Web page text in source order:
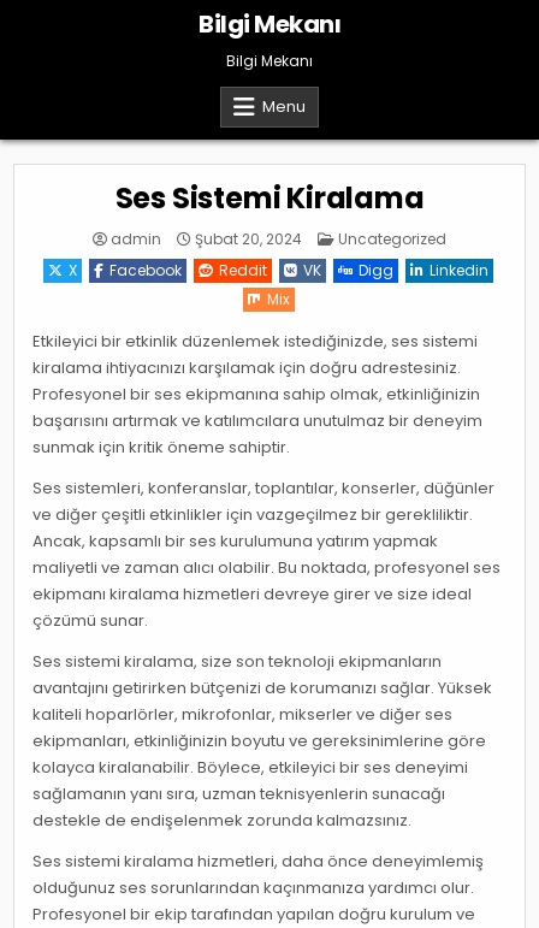
Bilgi Mekanı
Bilgi Mekanı
Menu
Ses Sistemi Kiralama
admin Şubat 20, 2024 Posted
Uncategorized
X
Facebook Reddit VK Digg
Linkedin
Mix
Etkileyici bir etkinlik düzenlemek istediğinizde, ses sistemi
kiralama ihtiyacınızı karşılamak için doğru adrestesiniz.
Profesyonel bir ses ekipmanına sahip olmak, etkinliğinizin
başarısını artırmak ve katılımcılara unutulmaz bir deneyim
sunmak için kritik öneme sahiptir.
Ses sistemleri, konferanslar, toplantılar, konserler, düğünler
ve diğer çeşitli etkinlikler için vazgeçilmez bir gerekliliktir.
Ancak, kapsamlı bir ses kurulumuna yatırım yapmak
maliyetli ve zaman alıcı olabilir. Bu noktada, profesyonel ses
ekipmanı kiralama hizmetleri devreye girer ve size ideal
çözümü sunar.
Ses sistemi kiralama, size son teknoloji ekipmanların
avantajını getirirken bütçenizi de korumanızı sağlar. Yüksek
kaliteli hoparlörler, mikrofonlar, mikserler ve diğer ses
ekipmanları, etkinliğinizin boyutu ve gereksinimlerine göre
kolayca kiralanabilir. Böylece, etkileyici bir ses deneyimi
sağlamanın yanı sıra, uzman teknisyenlerin sunacağı
destekle de endişelenmek zorunda kalmazsınız.
Ses sistemi kiralama hizmetleri, daha önce deneyimlemiş
olduğunuz ses sorunlarından kaçınmanıza yardımcı olur.
Profesyonel bir ekip tarafından yapılan doğru kurulum ve